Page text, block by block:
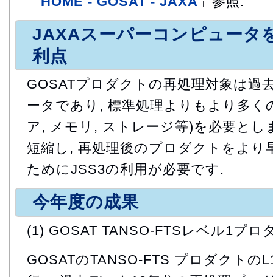
JAXAスーパーコンピュータ
利点
GOSATプロダクトの再処理対象は過
ータであり, 標準処理よりもより多く
ア, メモリ, ストレージ等)を必要とし
短縮し, 再処理後のプロダクトをより
ためにJSS3の利用が必要です.
今年度の成果
(1) GOSAT TANSO-FTSレベル1プロ
GOSATのTANSO-FTS プロダクトの